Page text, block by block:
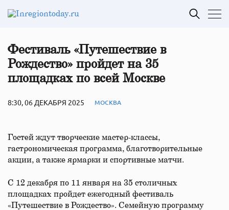
Фестиваль «Путешествие в
Рождество» пройдет на 35
площадках по всей Москве
8:30, 06 ДЕКАБРЯ 2025 МОСКВА
Гостей ждут творческие мастер-классы,
гастрономическая программа, благотворительные
акции, а также ярмарки и спортивные матчи.
С 12 декабря по 11 января на 35 столичных
площадках пройдет ежегодный фестиваль
«Путешествие в Рождество». Семейную программу